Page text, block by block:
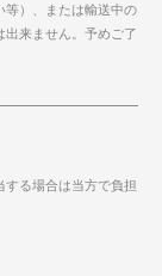
等）、または輸送中の
出来ません。予めご了
する場合は当方で負担